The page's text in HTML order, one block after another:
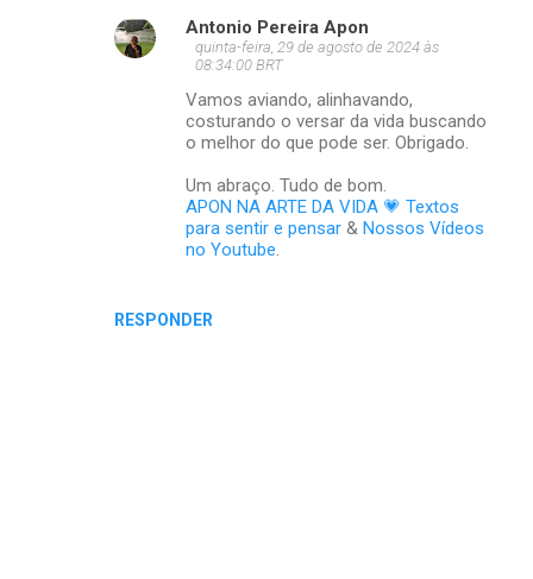
RESPONDER
Antonio Pereira Apon
quinta-feira, 29 de agosto de 2024 às
08:34:00 BRT
Vamos aviando, alinhavando,
costurando o versar da vida buscando
o melhor do que pode ser. Obrigado.
Um abraço. Tudo de bom.
APON NA ARTE DA VIDA 💗 Textos
para sentir e pensar & Nossos Vídeos
no Youtube.